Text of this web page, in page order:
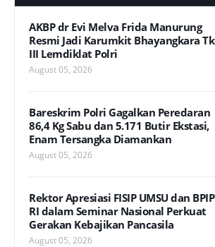
AKBP dr Evi Melva Frida Manurung
Resmi Jadi Karumkit Bhayangkara Tk
III Lemdiklat Polri
August 05, 2026
Bareskrim Polri Gagalkan Peredaran
86,4 Kg Sabu dan 5.171 Butir Ekstasi,
Enam Tersangka Diamankan
August 05, 2026
Rektor Apresiasi FISIP UMSU dan BPIP
RI dalam Seminar Nasional Perkuat
Gerakan Kebajikan Pancasila
August 05, 2026